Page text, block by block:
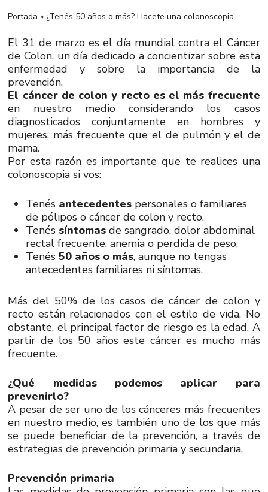
Portada »¿Tenés 50 años o más? Hacete una colonoscopia
El 31 de marzo es el día mundial contra el Cáncer
de Colon, un día dedicado a concientizar sobre esta
enfermedad y sobre la importancia de la
prevención.
El cáncer de colon y recto es el más frecuente
en nuestro medio considerando los casos
diagnosticados conjuntamente en hombres y
mujeres, más frecuente que el de pulmón y el de
mama.
Por esta razón es importante que te realices una
colonoscopia si vos:
Tenés antecedentes personales o familiares
de pólipos o cáncer de colon y recto,
Tenéssíntomas de sangrado, dolor abdominal
rectal frecuente, anemia o perdida de peso,
Tenés50 años o más, aunque no tengas
antecedentes familiares ni síntomas.
Más del 50% de los casos de cáncer de colon y
recto están relacionados con el estilo de vida. No
obstante, el principal factor de riesgo es la edad. A
partir de los 50 años este cáncer es mucho más
frecuente.
¿Qué medidas podemos aplicar para
prevenirlo?
A pesar de ser uno de los cánceres más frecuentes
en nuestro medio, es también uno de los que más
se puede beneficiar de la prevención, a través de
estrategias de prevención primaria y secundaria.
Prevención primaria